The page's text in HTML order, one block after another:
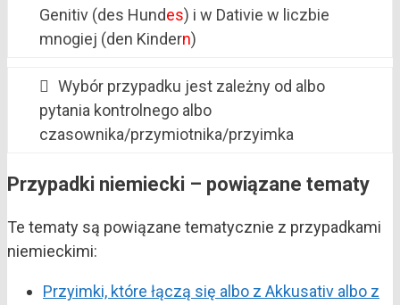
Genitiv (des Hundes) i w Dativie w liczbie
mnogiej (den Kindern)
Wybór przypadku jest zależny od albo
pytania kontrolnego albo
czasownika/przymiotnika/przyimka
Przypadki niemiecki – powiązane tematy
Te tematy są powiązane tematycznie z przypadkami
niemieckimi:
Przyimki, które łączą się albo z Akkusativ albo z